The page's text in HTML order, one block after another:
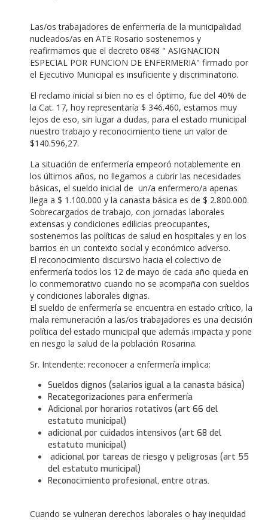
Las/os trabajadores de enfermería de la municipalidad
nucleados/as en ATE Rosario sostenemos y
reafirmamos que el decreto 0848 " ASIGNACION
ESPECIAL POR FUNCION DE ENFERMERIA" firmado por
el Ejecutivo Municipal es insuficiente y discriminatorio.
El reclamo inicial si bien no es el óptimo, fue del 40% de
la Cat. 17, hoy representaría $ 346.460, estamos muy
lejos de eso, sin lugar a dudas, para el estado municipal
nuestro trabajo y reconocimiento tiene un valor de
$140.596,27.
La situación de enfermería empeoró notablemente en
los últimos años, no llegamos a cubrir las necesidades
básicas, el sueldo inicial de un/a enfermero/a apenas
llega a $ 1.100.000 y la canasta básica es de $ 2.800.000.
Sobrecargados de trabajo, con jornadas laborales
extensas y condiciones edilicias preocupantes,
sostenemos las políticas de salud en hospitales y en los
barrios en un contexto social y económico adverso.
El reconocimiento discursivo hacia el colectivo de
enfermería todos los 12 de mayo de cada año queda en
lo conmemorativo cuando no se acompaña con sueldos
y condiciones laborales dignas.
El sueldo de enfermería se encuentra en estado crítico, la
mala remuneración a las/os trabajadores es una decisión
política del estado municipal que además impacta y pone
en riesgo la salud de la población Rosarina.
Sr. Intendente: reconocer a enfermería implica:
Sueldos dignos (salarios igual a la canasta básica)
Recategorizaciones para enfermería
Adicional por horarios rotativos (art 66 del
estatuto municipal)
adicional por cuidados intensivos (art 68 del
estatuto municipal)
adicional por tareas de riesgo y peligrosas (art 55
del estatuto municipal)
Reconocimiento profesional, entre otras.
Cuando se vulneran derechos laborales o hay inequidad